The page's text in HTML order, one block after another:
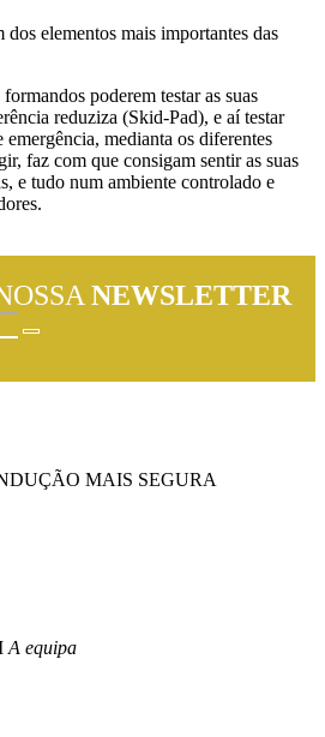
elementos mais importantes das
poderem testar as suas
reduziza (Skid-Pad), e aí testar
medianta os diferentes
faz com que consigam sentir as suas
e tudo num ambiente controlado e
NEWSLETTER
MAIS SEGURA
A equipa